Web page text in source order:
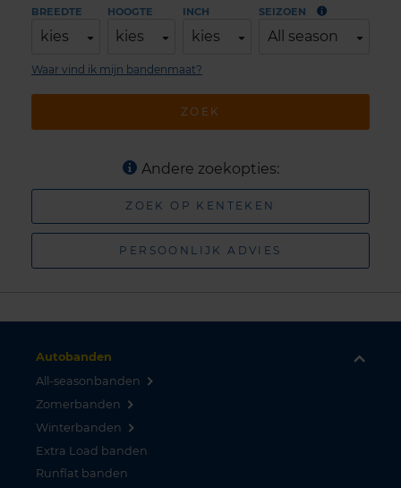
BREEDTE
kies
HOOGTE
kies
INCH
kies
SEIZOEN
All season
ZOEK
Waar vind ik mijn bandenmaat?
Andere zoekopties:
ZOEK OP KENTEKEN
PERSOONLIJK ADVIES
Autobanden
All-seasonbanden
Zomerbanden
Winterbanden
Extra Load banden
Runflat banden